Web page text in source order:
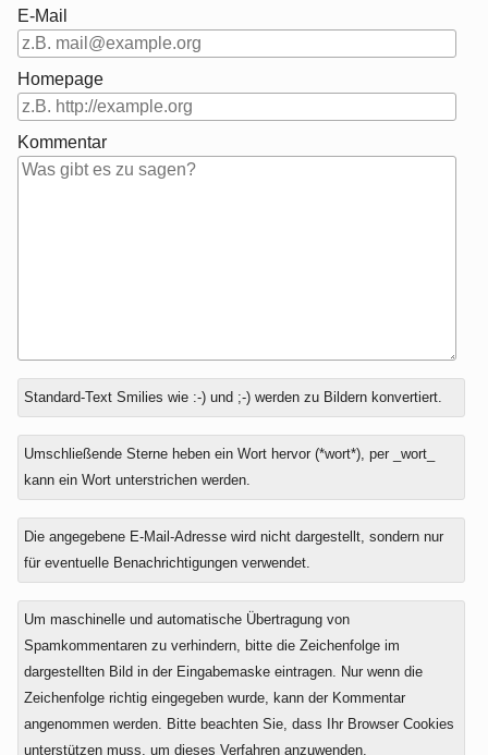
E-Mail
Homepage
Kommentar
Antwort
zu
Standard-Text Smilies wie :-) und ;-) werden zu Bildern konvertiert.
Umschließende Sterne heben ein Wort hervor (*wort*), per _wort_
kann ein Wort unterstrichen werden.
Die angegebene E-Mail-Adresse wird nicht dargestellt, sondern nur
für eventuelle Benachrichtigungen verwendet.
Um maschinelle und automatische Übertragung von
Spamkommentaren zu verhindern, bitte die Zeichenfolge im
dargestellten Bild in der Eingabemaske eintragen. Nur wenn die
Zeichenfolge richtig eingegeben wurde, kann der Kommentar
angenommen werden. Bitte beachten Sie, dass Ihr Browser Cookies
unterstützen muss, um dieses Verfahren anzuwenden.